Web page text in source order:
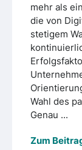
mehr als
die von
stetigem
Wahl des
Genau ...
Zum